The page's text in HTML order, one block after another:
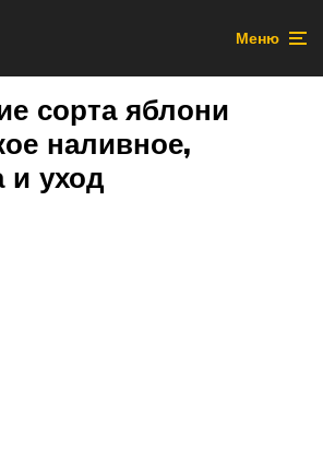
Меню
сорта яблони
наливное,
и уход